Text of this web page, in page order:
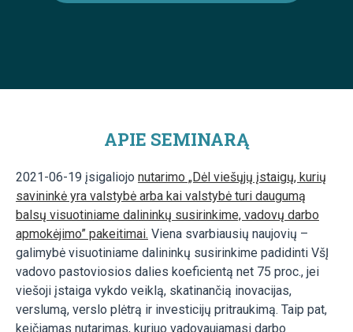
APIE SEMINARĄ
2021-06-19 įsigaliojo nutarimo „Dėl viešųjų įstaigų, kurių
savininkė yra valstybė arba kai valstybė turi daugumą
balsų visuotiniame dalininkų susirinkime, vadovų darbo
apmokėjimo” pakeitimai. Viena svarbiausių naujovių –
galimybė visuotiniame dalininkų susirinkime padidinti VšĮ
vadovo pastoviosios dalies koeficientą net 75 proc., jei
viešoji įstaiga vykdo veiklą, skatinančią inovacijas,
verslumą, verslo plėtrą ir investicijų pritraukimą. Taip pat,
keičiamas nutarimas, kuriuo vadovaujamasi darbo